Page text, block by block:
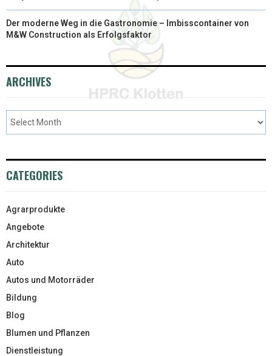
Der moderne Weg in die Gastronomie – Imbisscontainer von
M&W Construction als Erfolgsfaktor
ARCHIVES
CATEGORIES
Agrarprodukte
Angebote
Architektur
Auto
Autos und Motorräder
Bildung
Blog
Blumen und Pflanzen
Dienstleistung